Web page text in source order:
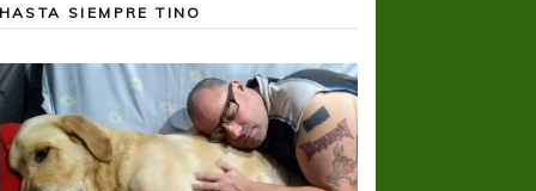
HASTA SIEMPRE TINO